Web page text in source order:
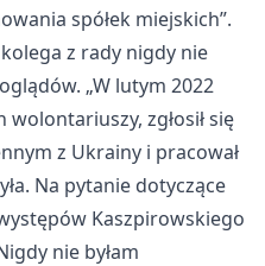
spółek miejskich”.
z rady nigdy nie
„W lutym 2022
zgłosił się
z Ukrainy i pracował
Na pytanie dotyczące
Kaszpirowskiego
nie byłam